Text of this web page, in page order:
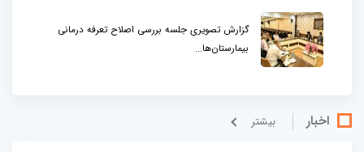
گزارش تصویری جلسه بررسی اصلاح تعرفه درمانی
بیمارستان‌ها...
اخبار بيشتر